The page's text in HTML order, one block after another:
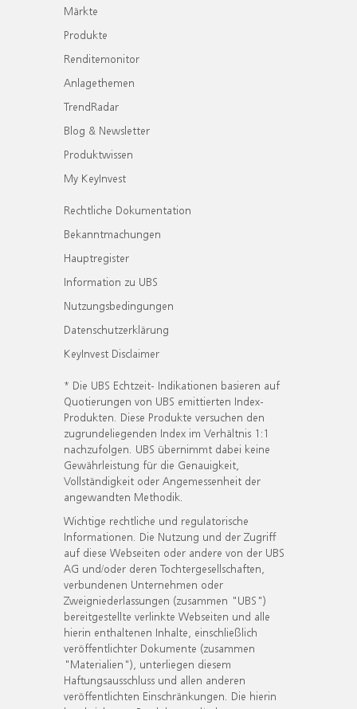
Märkte
Produkte
Renditemonitor
Anlagethemen
TrendRadar
Blog & Newsletter
Produktwissen
My KeyInvest
Rechtliche Dokumentation
Bekanntmachungen
Hauptregister
Information zu UBS
Nutzungsbedingungen
Datenschutzerklärung
KeyInvest Disclaimer
* Die UBS Echtzeit- Indikationen basieren auf
Quotierungen von UBS emittierten Index-
Produkten. Diese Produkte versuchen den
zugrundeliegenden Index im Verhältnis 1:1
nachzufolgen. UBS übernimmt dabei keine
Gewährleistung für die Genauigkeit,
Vollständigkeit oder Angemessenheit der
angewandten Methodik.
Wichtige rechtliche und regulatorische
Informationen. Die Nutzung und der Zugriff
auf diese Webseiten oder andere von der UBS
AG und/oder deren Tochtergesellschaften,
verbundenen Unternehmen oder
Zweigniederlassungen (zusammen "UBS")
bereitgestellte verlinkte Webseiten und alle
hierin enthaltenen Inhalte, einschließlich
veröffentlichter Dokumente (zusammen
"Materialien"), unterliegen diesem
Haftungsausschluss und allen anderen
veröffentlichten Einschränkungen. Die hierin